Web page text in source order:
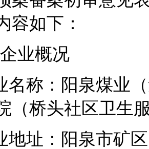
容如下：
业概况
名称：阳泉煤业
（桥头社区卫生
地址：阳泉市矿